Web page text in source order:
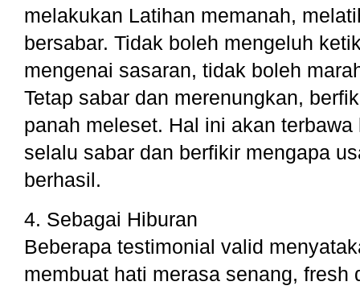
melakukan Latihan memanah,
bersabar. Tidak boleh mengeluh
mengenai sasaran, tidak boleh
Tetap sabar dan merenungkan,
panah meleset. Hal ini akan
selalu sabar dan berfikir mengapa
berhasil.
4. Sebagai Hiburan
Beberapa testimonial valid
membuat hati merasa senang, fresh